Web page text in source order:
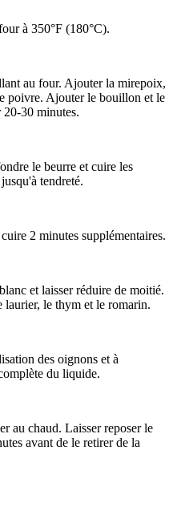
à 350°F (180°C).
au four. Ajouter la mirepoix,
poivre. Ajouter le bouillon et le
30 minutes.
le beurre et cuire les
tendreté.
2 minutes supplémentaires.
et laisser réduire de moitié.
laurier, le thym et le romarin.
des oignons et à
du liquide.
au chaud. Laisser reposer le
avant de le retirer de la